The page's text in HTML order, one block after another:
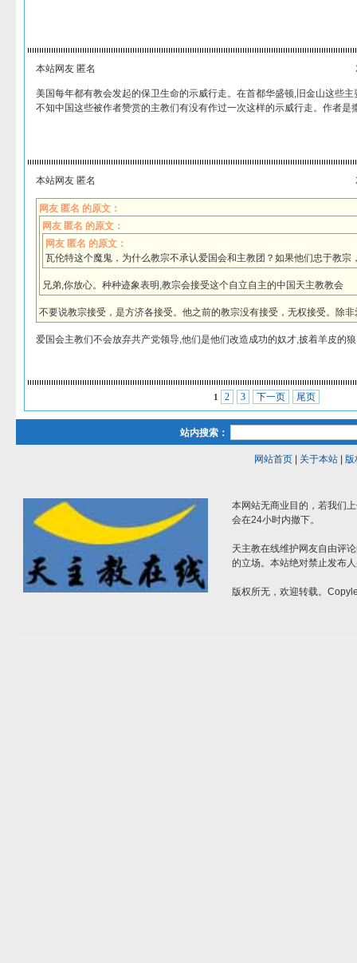
本站网友 匿名
美国每年都有教会发起的保卫生命的示威行走。在首都华盛顿,旧金山这些
不知中国这些被作者赞赏的主教们有没有作过一次这样的示威行走。作者是
本站网友 匿名
网友 匿名 的原文：
网友 匿名 的原文：
网友 匿名 的原文：
瓦伦特这个魔鬼，为什么教宗不承认爱国会和主教团？如果他们忠于教宗
兄弟,你放心。种种迹象表明,教宗会接受这个自立自主的中国天主教教会
不要说教宗接受，是方济各接受。他之前的教宗没有接受，无权接受。除
爱国会主教们不会放弃共产党领导,他们是他们改造成功的奴才,披着羊皮的
1 2 3 下一页 尾页
站内搜索：
网站首页| 关于本站| 版
本网站无商业目的，若我们
会在24小时内撤下。
天主教在线维护网友自由评
的立场。本站绝对禁止发布
版权所无，欢迎转载。